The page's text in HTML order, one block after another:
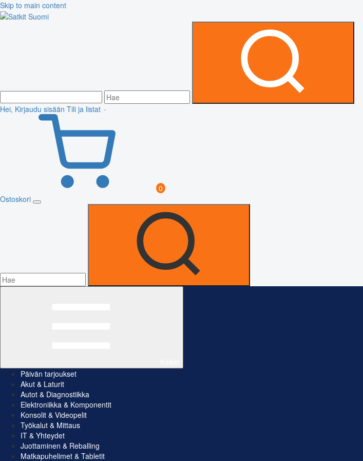
Skip to main content
Hei, Kirjaudu sisään Tili ja listat
0
Ostoskori
Päivän tarjoukset
Akut & Laturit
Autot & Diagnostiikka
Elektroniikka & Komponentit
Konsolit & Videopelit
Työkalut & Mittaus
IT & Yhteydet
Juottaminen & Reballing
Matkapuhelimet & Tabletit